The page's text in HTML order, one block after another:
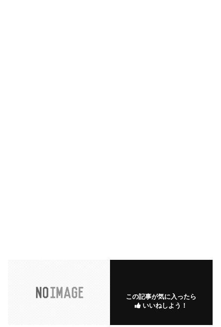
この記事が気に入ったら
いいねしよう！